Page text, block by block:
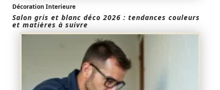
Décoration Interieure
Salon gris et blanc déco 2026 : tendances couleurs
et matières à suivre